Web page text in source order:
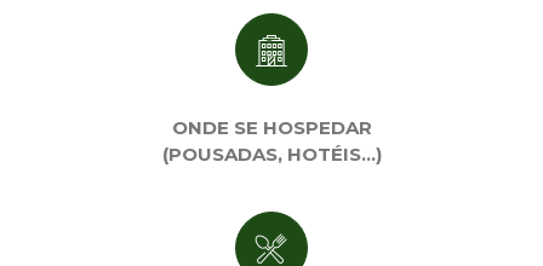
ONDE SE HOSPEDAR
(POUSADAS, HOTÉIS…)